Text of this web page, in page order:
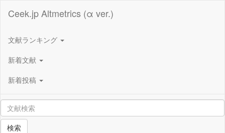
Ceek.jp Altmetrics (α ver.)
文献ランキング
新着文献
新着投稿
検索